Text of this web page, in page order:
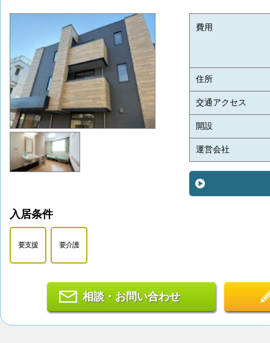
費用
住所
交通アクセス
開設
運営会社
入居条件
要支援 要介護
相談・お問い合わせ